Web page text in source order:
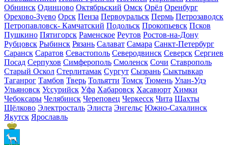
Обнинск Одинцово Октябрьский Омск Орёл Оренбург
Орехово-Зуево Орск Пенза Первоуральск Пермь Петрозаводск
Петропавловск- Камчатский Подольск Прокопьевск Псков
Пушкино Пятигорск Раменское Реутов Ростов-на-Дону
Рубцовск Рыбинск Рязань Салават Самара Санкт-Петербург
Саранск Саратов Севастополь Северодвинск Северск Сергиев
Посад Серпухов Симферополь Смоленск Сочи Ставрополь
Старый Оскол Стерлитамак Сургут Сызрань Сыктывкар
Таганрог Тамбов Тверь Тольятти Томск Тюмень Улан-Удэ
Ульяновск Уссурийск Уфа Хабаровск Хасавюрт Химки
Чебоксары Челябинск Череповец Черкесск Чита Шахты
Щёлково Электросталь Элиста Энгельс Южно-Сахалинск
Якутск Ярославль